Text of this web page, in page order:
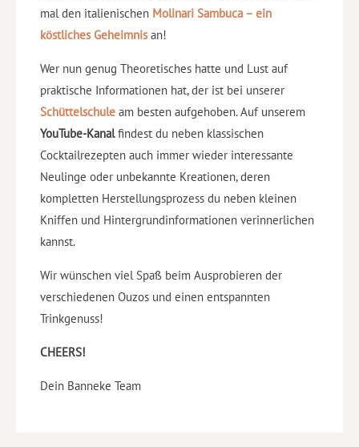
mal den italienischen Molinari Sambuca – ein
köstliches Geheimnisan!
Wer nun genug Theoretisches hatte und Lust auf
praktische Informationen hat, der ist bei unserer
Schüttelschule am besten aufgehoben. Auf unserem
YouTube-Kanalfindest du neben klassischen
Cocktailrezepten auch immer wieder interessante
Neulinge oder unbekannte Kreationen, deren
kompletten Herstellungsprozess du neben kleinen
Kniffen und Hintergrundinformationen verinnerlichen
kannst.
Wir wünschen viel Spaß beim Ausprobieren der
verschiedenen Ouzos und einen entspannten
Trinkgenuss!
CHEERS!
Dein Banneke Team